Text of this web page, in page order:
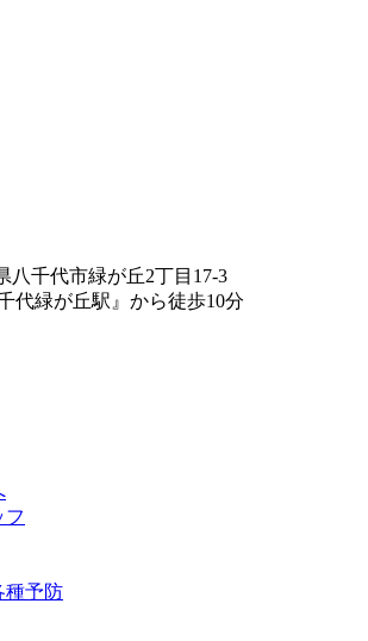
八千代市緑が丘2丁目17-3
代緑が丘駅』から徒歩10分
フ
種予防